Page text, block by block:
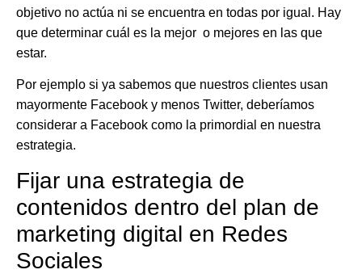
objetivo no actúa ni se encuentra en todas por igual. Hay
que determinar cuál es la mejor o mejores en las que
estar.
Por ejemplo si ya sabemos que nuestros clientes usan
mayormente Facebook y menos Twitter, deberíamos
considerar a Facebook como la primordial en nuestra
estrategia.
Fijar una estrategia de
contenidos dentro del plan de
marketing digital en Redes
Sociales